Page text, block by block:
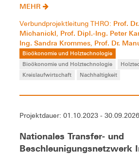
MEHR
Verbundprojektleitung THRO: Prof.
Michanickl, Prof. Dipl.-Ing. Peter
Ing. Sandra Krommes, Prof. Dr.
Bioökonomie und Holztechnologie
Bioökonomie und Holztechnologie
Kreislaufwirtschaft
Nachhaltigkeit
Projektdauer: 01.10.2023 - 30.09.2026
Nationales Transfer- und
Beschleunigungsnetzwerk